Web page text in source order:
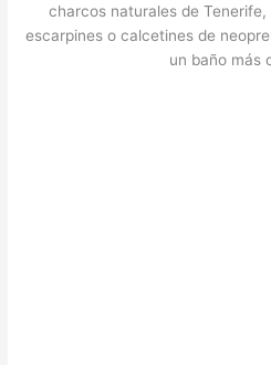
charcos naturales de
escarpines o calcetines de
un baño más